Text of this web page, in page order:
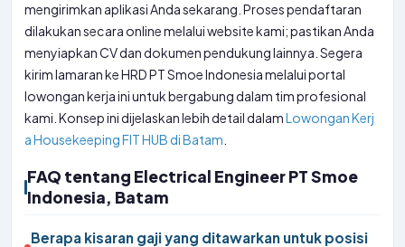
mengirimkan aplikasi Anda sekarang. Proses pendaftaran
dilakukan secara online melalui website kami; pastikan Anda
menyiapkan CV dan dokumen pendukung lainnya. Segera
kirim lamaran ke HRD PT Smoe Indonesia melalui portal
lowongan kerja ini untuk bergabung dalam tim profesional
kami. Konsep ini dijelaskan lebih detail dalamLowongan Kerj
a Housekeeping FIT HUB di Batam
FAQ tentang Electrical Engineer PT Smoe
Indonesia, Batam
Berapa kisaran gaji yang ditawarkan untuk posisi